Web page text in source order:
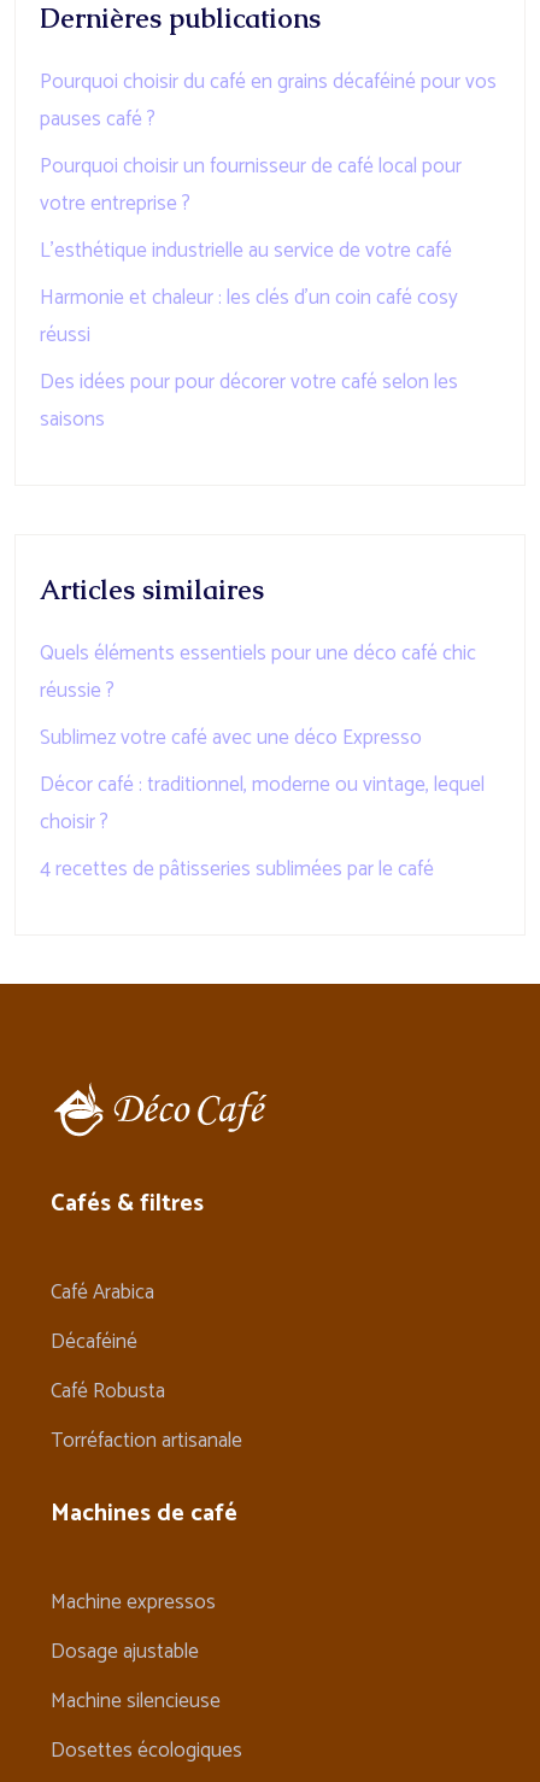
Dernières publications
Pourquoi choisir du café en grains décaféiné pour vos
pauses café ?
Pourquoi choisir un fournisseur de café local pour
votre entreprise ?
L’esthétique industrielle au service de votre café
Harmonie et chaleur : les clés d’un coin café cosy
réussi
Des idées pour pour décorer votre café selon les
saisons
Articles similaires
Quels éléments essentiels pour une déco café chic
réussie ?
Sublimez votre café avec une déco Expresso
Décor café : traditionnel, moderne ou vintage, lequel
choisir ?
4 recettes de pâtisseries sublimées par le café
Cafés & filtres
Café Arabica
Décaféiné
Café Robusta
Torréfaction artisanale
Machines de café
Machine expressos
Dosage ajustable
Machine silencieuse
Dosettes écologiques